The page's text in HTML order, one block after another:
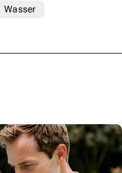
Wasser